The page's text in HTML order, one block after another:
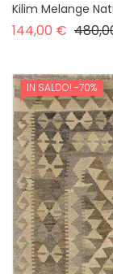
Kilim Melange
144,00 €
IN SALDO! -70%